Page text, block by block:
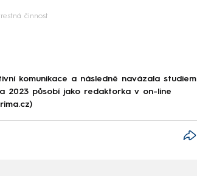
činnost
komunikace a následně navázala studiem
2023 působí jako redaktorka v on-line